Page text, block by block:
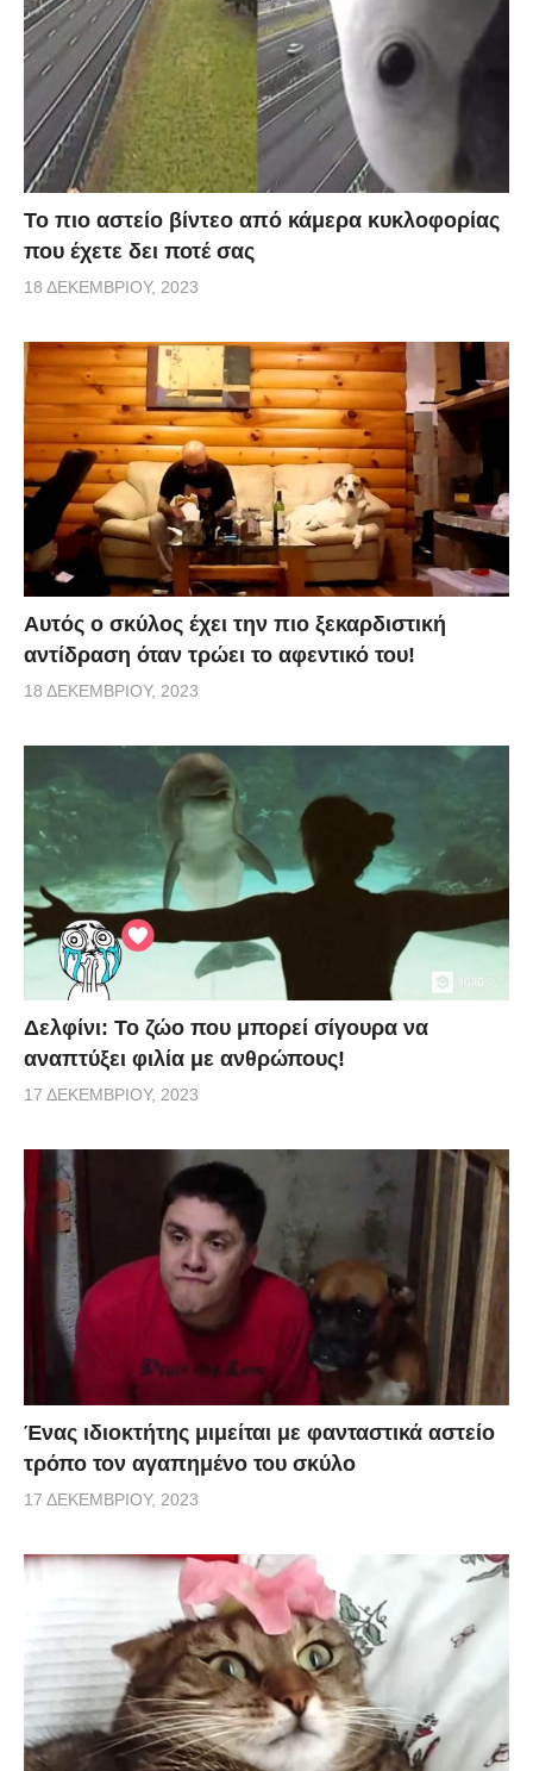
Το πιο αστείο βίντεο από κάμερα κυκλοφορίας
που έχετε δει ποτέ σας
18 ΔΕΚΕΜΒΡΊΟΥ, 2023
Αυτός ο σκύλος έχει την πιο ξεκαρδιστική
αντίδραση όταν τρώει το αφεντικό του!
18 ΔΕΚΕΜΒΡΊΟΥ, 2023
Δελφίνι: Το ζώο που μπορεί σίγουρα να
αναπτύξει φιλία με ανθρώπους!
17 ΔΕΚΕΜΒΡΊΟΥ, 2023
Ένας ιδιοκτήτης μιμείται με φανταστικά αστείο
τρόπο τον αγαπημένο του σκύλο
17 ΔΕΚΕΜΒΡΊΟΥ, 2023